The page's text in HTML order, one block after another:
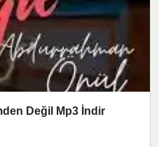
Değil Mp3 İndir